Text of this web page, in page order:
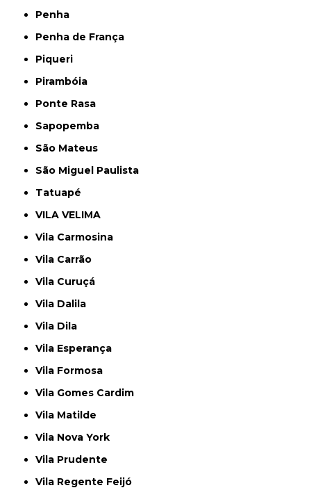
Penha
Penha de França
Piqueri
Pirambóia
Ponte Rasa
Sapopemba
São Mateus
São Miguel Paulista
Tatuapé
VILA VELIMA
Vila Carmosina
Vila Carrão
Vila Curuçá
Vila Dalila
Vila Dila
Vila Esperança
Vila Formosa
Vila Gomes Cardim
Vila Matilde
Vila Nova York
Vila Prudente
Vila Regente Feijó